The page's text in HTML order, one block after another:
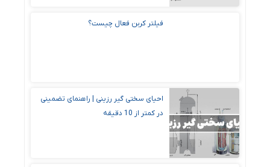
فیلتر کربن فعال چیست؟
احیای سختی گیر رزینی | راهنمای تضمینی
در کمتر از 10 دقیقه